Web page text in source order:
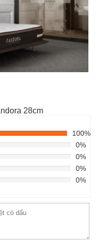
28cm
100%
0%
0%
0%
0%